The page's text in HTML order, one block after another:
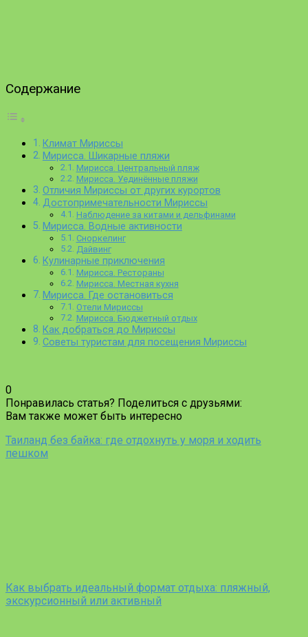
Содержание
Климат Мириссы
Мирисса. Шикарные пляжи
Мирисса. Центральный пляж
Мирисса. Уединённые пляжи
Отличия Мириссы от других курортов
Достопримечательности Мириссы
Наблюдение за китами и дельфинами
Мирисса. Водные активности
Сноркелинг
Дайвинг
Кулинарные приключения
Мирисса. Рестораны
Мирисса. Местная кухня
Мирисса. Где остановиться
Отели Мириссы
Мирисса. Бюджетный отдых
Как добраться до Мириссы
Советы туристам для посещения Мириссы
0
Понравилась статья? Поделиться с друзьями:
Вам также может быть интересно
Таиланд без байка: где отдохнуть у моря и ходить
пешком
Как выбрать идеальный формат отдыха: пляжный,
экскурсионный или активный